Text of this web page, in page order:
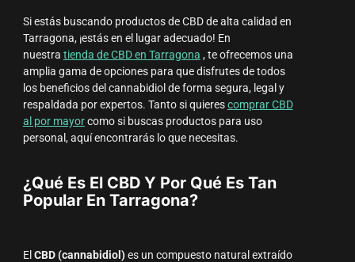
Si estás buscando productos de CBD de alta calidad en
Tarragona, ¡estás en el lugar adecuado! En
nuestra tienda de CBD en Tarragona , te ofrecemos una
amplia gama de opciones para que disfrutes de todos
los beneficios del cannabidiol de forma segura, legal y
respaldada por expertos. Tanto si quierescomprar CBD
al por mayorcomo si buscas productos para uso
personal, aquí encontrarás lo que necesitas.
¿Qué Es El CBD Y Por Qué Es Tan
Popular En Tarragona?
El CBD (cannabidiol)es un compuesto natural extraído